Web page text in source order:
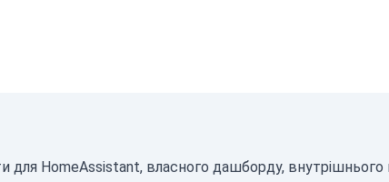
HomeAssistant, власного дашборду, внутрішнього